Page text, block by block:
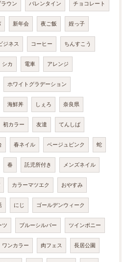
ウン バレンタイン チョコレート
新年会 夜ご飯 姪っ子
ジネス コーヒー ちんすこう
シカ 電車 アレンジ
ホワイトグラデーション
海鮮丼 しぇろ 奈良県
初カラー 友達 てんしば
春ネイル ベージュピンク 蛇
春 託児所付き メンズネイル
カラーマツエク おやすみ
にじ ゴールデンウィーク
ツ ブルーシルバー ツインポニー
ワンカラー 肉フェス 長居公園